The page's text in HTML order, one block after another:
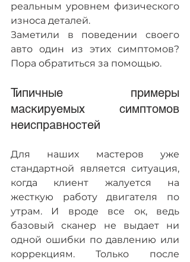
реальным уровнем физического
износа деталей.
Заметили в поведении своего
авто один из этих симптомов?
Пора обратиться за помощью.
Типичные примеры
маскируемых симптомов
неисправностей
Для наших мастеров уже
стандартной является ситуация,
когда клиент жалуется на
жесткую работу двигателя по
утрам. И вроде все ок, ведь
базовый сканер не выдает ни
одной ошибки по давлению или
коррекциям. Только после